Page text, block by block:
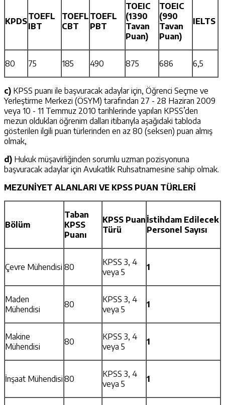
KPDSTOEFL
IBT
TOEFL
CBT
TOEFL
PBT
TOEIC
(1390
Tavan
Puan)
TOEIC
(990
Tavan
Puan)
IELTS
80 75 185 490 875 686 6,5
c) KPSS puanı ile başvuracak adaylar için, Öğrenci Seçme ve
Yerleştirme Merkezi (ÖSYM) tarafından 27 - 28 Haziran 2009
veya 10 - 11 Temmuz 2010 tarihlerinde yapılan KPSS’den
mezun oldukları öğrenim dalları itibarıyla aşağıdaki tabloda
gösterilen ilgili puan türlerinden en az 80 (seksen) puan almış
olmak,
d) Hukuk müşavirliğinden sorumlu uzman pozisyonuna
başvuracak adaylar için Avukatlık Ruhsatnamesine sahip olmak.
MEZUNİYET ALANLARI VE KPSS PUAN TÜRLERİ
Bölüm
Taban
KPSS
Puanı
KPSS Puan
Türü
İstihdam Edilecek
Personel Sayısı
Çevre Mühendisi 80
KPSS 3, 4
veya 5
1
Maden
Mühendisi
80
KPSS 3, 4
veya 5
1
Makine
Mühendisi
80
KPSS 3, 4
veya 5
1
İnşaat Mühendisi 80
KPSS 3, 4
veya 5
1